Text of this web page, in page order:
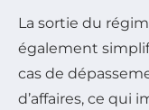
La sortie du
également
cas de
d’affaires, ce qui